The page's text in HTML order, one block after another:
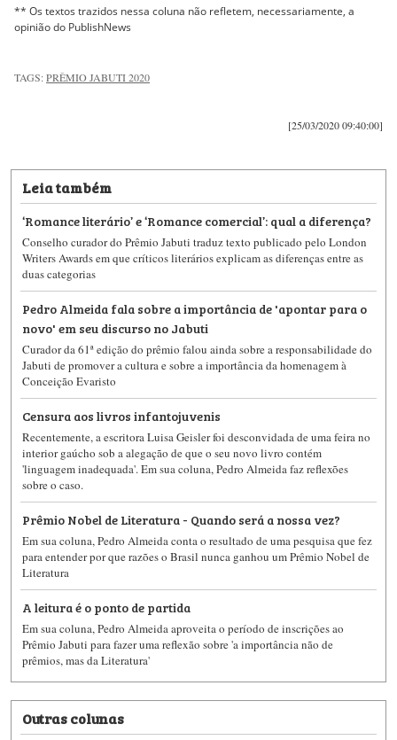
** Os textos trazidos nessa coluna não refletem, necessariamente, a
opinião do PublishNews
TAGS:PRÊMIO JABUTI 2020
[25/03/2020 09:40:00]
Leia também
‘Romance literário’ e ‘Romance comercial’: qual a diferença?
Conselho curador do Prêmio Jabuti traduz texto publicado pelo London
Writers Awards em que críticos literários explicam as diferenças entre as
duas categorias
Pedro Almeida fala sobre a importância de 'apontar para o
novo' em seu discurso no Jabuti
Curador da 61ª edição do prêmio falou ainda sobre a responsabilidade do
Jabuti de promover a cultura e sobre a importância da homenagem à
Conceição Evaristo
Censura aos livros infantojuvenis
Recentemente, a escritora Luisa Geisler foi desconvidada de uma feira no
interior gaúcho sob a alegação de que o seu novo livro contém
'linguagem inadequada'. Em sua coluna, Pedro Almeida faz reflexões
sobre o caso.
Prêmio Nobel de Literatura - Quando será a nossa vez?
Em sua coluna, Pedro Almeida conta o resultado de uma pesquisa que fez
para entender por que razões o Brasil nunca ganhou um Prêmio Nobel de
Literatura
A leitura é o ponto de partida
Em sua coluna, Pedro Almeida aproveita o período de inscrições ao
Prêmio Jabuti para fazer uma reflexão sobre 'a importância não de
prêmios, mas da Literatura'
Outras colunas